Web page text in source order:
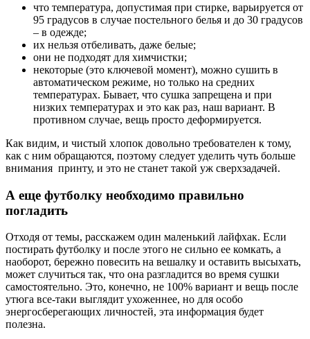
что температура, допустимая при стирке, варьируется от
95 градусов в случае постельного белья и до 30 градусов
– в одежде;
их нельзя отбеливать, даже белые;
они не подходят для химчистки;
некоторые (это ключевой момент), можно сушить в
автоматическом режиме, но только на средних
температурах. Бывает, что сушка запрещена и при
низких температурах и это как раз, наш вариант. В
противном случае, вещь просто деформируется.
Как видим, и чистый хлопок довольно требователен к тому,
как с ним обращаются, поэтому следует уделить чуть больше
внимания принту, и это не станет такой уж сверхзадачей.
А еще футболку необходимо правильно
погладить
Отходя от темы, расскажем один маленький лайфхак. Если
постирать футболку и после этого не сильно ее комкать, а
наоборот, бережно повесить на вешалку и оставить высыхать,
может случиться так, что она разгладится во время сушки
самостоятельно. Это, конечно, не 100% вариант и вещь после
утюга все-таки выглядит ухоженнее, но для особо
энергосберегающих личностей, эта информация будет
полезна.